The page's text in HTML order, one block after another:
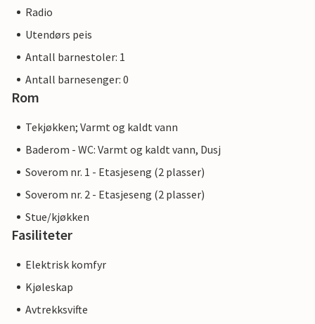
Radio
Utendørs peis
Antall barnestoler: 1
Antall barnesenger: 0
Rom
Tekjøkken; Varmt og kaldt vann
Baderom - WC: Varmt og kaldt vann, Dusj
Soverom nr. 1 - Etasjeseng (2 plasser)
Soverom nr. 2 - Etasjeseng (2 plasser)
Stue/kjøkken
Fasiliteter
Elektrisk komfyr
Kjøleskap
Avtrekksvifte